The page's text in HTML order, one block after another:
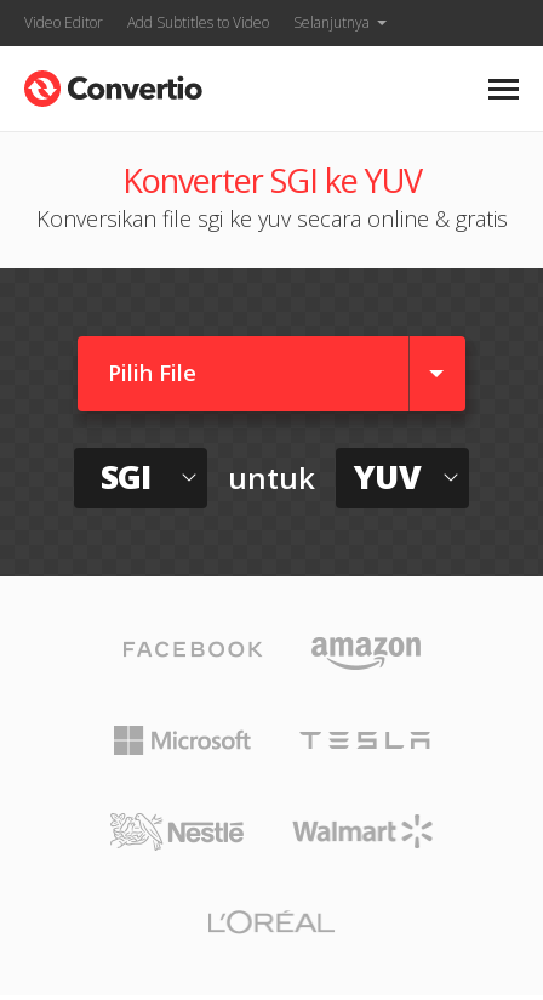
Video Editor Add Subtitles to Video Selanjutnya
Konverter SGI ke YUV
Konversikan file sgi ke yuv secara online & gratis
Pilih File
SGI untuk YUV